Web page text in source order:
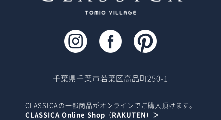
千葉県千葉市若葉区高品町250-1
CLASSICAの一部商品がオンラインでご購入頂けます。
CLASSICA Online Shop（RAKUTEN）＞